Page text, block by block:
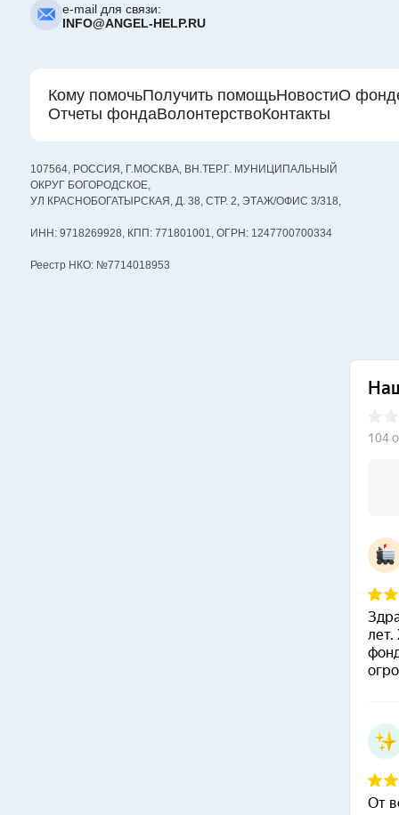
e-mail для связи:
INFO@ANGEL-HELP.RU
Кому помочьПолучить помощьНовостиО
Отчеты фондаВолонтерствоКонтакты
107564, РОССИЯ, Г.МОСКВА, ВН.ТЕР.Г. МУНИЦИПАЛЬНЫЙ
ОКРУГ БОГОРОДСКОЕ,
УЛ КРАСНОБОГАТЫРСКАЯ, Д. 38, СТР. 2, ЭТАЖ/ОФИС 3/318,
ИНН: 9718269928, КПП: 771801001, ОГРН: 1247700700334
Реестр НКО: №7714018953